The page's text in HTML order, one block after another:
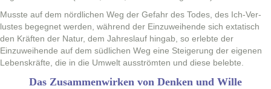
Musste auf dem nördlichen Weg der Gefahr des Todes, des Ich-Ver­
lustes begeg­net wer­den, während der Einzuwei­hende sich extatisch
den Kräften der Natur, dem Jahres­lauf hingab, so erlebte der
Einzuwei­hende auf dem südlichen Weg eine Steigerung der eige­nen
Leben­skräfte, die in die Umwelt ausströmten und diese belebte.
Das Zusammenwirken von Denken und Wille